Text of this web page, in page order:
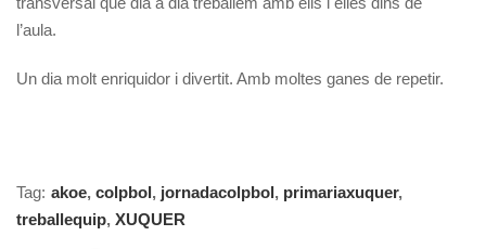
l’aula.
Un dia molt enriquidor i divertit. Amb moltes ganes de repetir.
Tag: akoe, colpbol, jornadacolpbol, primariaxuquer,
treballequip, XUQUER